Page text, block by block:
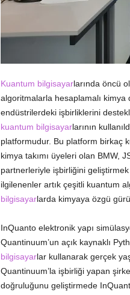
Kuantum bilgisayarlarında öncü
algoritmalarla hesaplamalı
endüstrilerdeki işbirliklerini
kuantum bilgisayarlarının
platformudur. Bu platform birkaç
kimya takımı üyeleri olan BMW,
partnerleriyle işbirliğini
ilgilenenler artık çeşitli kuantum
bilgisayarlarda kimyaya özgü
InQuanto elektronik yapı
Quantinuum’un açık kaynaklı
bilgisayarlar kullanarak gerçek
Quantinuum’la işbirliği yapan
doğruluğunu geliştirmede